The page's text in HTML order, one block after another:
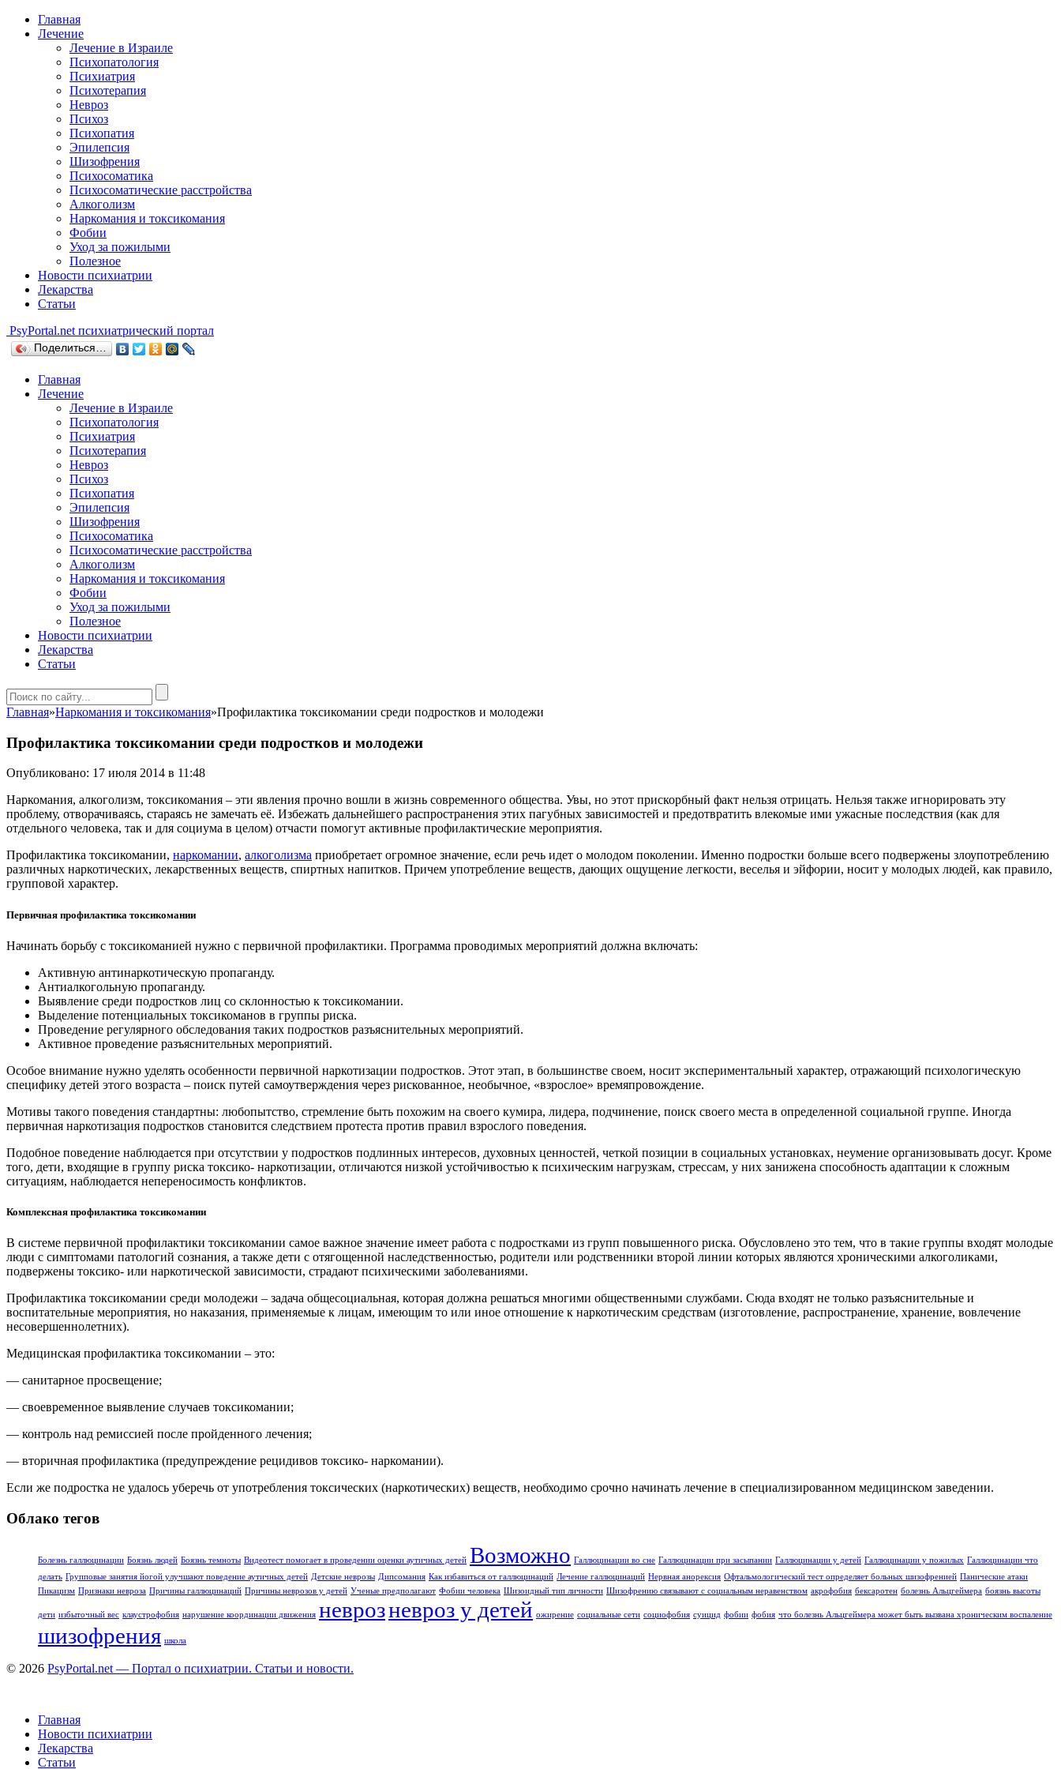
Главная
Лечение
Лечение в Израиле
Психопатология
Психиатрия
Психотерапия
Невроз
Психоз
Психопатия
Эпилепсия
Шизофрения
Психосоматика
Психосоматические расстройства
Алкоголизм
Наркомания и токсикомания
Фобии
Уход за пожилыми
Полезное
Новости психиатрии
Лекарства
Статьи
PsyPortal.net психиатрический портал
Поделиться…
Главная
Лечение
Лечение в Израиле
Психопатология
Психиатрия
Психотерапия
Невроз
Психоз
Психопатия
Эпилепсия
Шизофрения
Психосоматика
Психосоматические расстройства
Алкоголизм
Наркомания и токсикомания
Фобии
Уход за пожилыми
Полезное
Новости психиатрии
Лекарства
Статьи
Главная»Наркомания и токсикомания»Профилактика токсикомании среди подростков и молодежи
Профилактика токсикомании среди подростков и молодежи
Опубликовано: 17 июля 2014 в 11:48
Наркомания, алкоголизм, токсикомания – эти явления прочно вошли в жизнь современного общества. Увы, но этот прискорбный факт нельзя отрицать. Нельзя также игнорировать эту
проблему, отворачиваясь, стараясь не замечать её. Избежать дальнейшего распространения этих пагубных зависимостей и предотвратить влекомые ими ужасные последствия (как для
отдельного человека, так и для социума в целом) отчасти помогут активные профилактические мероприятия.
Профилактика токсикомании, наркомании, алкоголизма приобретает огромное значение, если речь идет о молодом поколении. Именно подростки больше всего подвержены злоупотреблению
различных наркотических, лекарственных веществ, спиртных напитков. Причем употребление веществ, дающих ощущение легкости, веселья и эйфории, носит у молодых людей, как правило,
групповой характер.
Первичная профилактика токсикомании
Начинать борьбу с токсикоманией нужно с первичной профилактики. Программа проводимых мероприятий должна включать:
Активную антинаркотическую пропаганду.
Антиалкогольную пропаганду.
Выявление среди подростков лиц со склонностью к токсикомании.
Выделение потенциальных токсикоманов в группы риска.
Проведение регулярного обследования таких подростков разъяснительных мероприятий.
Активное проведение разъяснительных мероприятий.
Особое внимание нужно уделять особенности первичной наркотизации подростков. Этот этап, в большинстве своем, носит экспериментальный характер, отражающий психологическую
специфику детей этого возраста – поиск путей самоутверждения через рискованное, необычное, «взрослое» времяпровождение.
Мотивы такого поведения стандартны: любопытство, стремление быть похожим на своего кумира, лидера, подчинение, поиск своего места в определенной социальной группе. Иногда
первичная наркотизация подростков становится следствием протеста против правил взрослого поведения.
Подобное поведение наблюдается при отсутствии у подростков подлинных интересов, духовных ценностей, четкой позиции в социальных установках, неумение организовывать досуг. Кроме
того, дети, входящие в группу риска токсико- наркотизации, отличаются низкой устойчивостью к психическим нагрузкам, стрессам, у них занижена способность адаптации к сложным
ситуациям, наблюдается непереносимость конфликтов.
Комплексная профилактика токсикомании
В системе первичной профилактики токсикомании самое важное значение имеет работа с подростками из групп повышенного риска. Обусловлено это тем, что в такие группы входят молодые
люди с симптомами патологий сознания, а также дети с отягощенной наследственностью, родители или родственники второй линии которых являются хроническими алкоголиками,
подвержены токсико- или наркотической зависимости, страдают психическими заболеваниями.
Профилактика токсикомании среди молодежи – задача общесоциальная, которая должна решаться многими общественными службами. Сюда входят не только разъяснительные и
воспитательные мероприятия, но наказания, применяемые к лицам, имеющим то или иное отношение к наркотическим средствам (изготовление, распространение, хранение, вовлечение
несовершеннолетних).
Медицинская профилактика токсикомании – это:
— санитарное просвещение;
— своевременное выявление случаев токсикомании;
— контроль над ремиссией после пройденного лечения;
— вторичная профилактика (предупреждение рецидивов токсико- наркомании).
Если же подростка не удалось уберечь от употребления токсических (наркотических) веществ, необходимо срочно начинать лечение в специализированном медицинском заведении.
Облако тегов
Болезнь галлюцинации Боязнь людей Боязнь темноты Видеотест помогает в проведении оценки аутичных детей Возможно Галлюцинации во сне Галлюцинации при засыпании Галлюцинации у детей Галлюцинации у пожилых Галлюцинации что
делать Групповые занятия йогой улучшают поведение аутичных детей Детские неврозы Дипсомания Как избавиться от галлюцинаций Лечение галлюцинаций Нервная анорексия Офтальмологический тест определяет больных шизофренией Панические атаки
Пикацизм Признаки невроза Причины галлюцинаций Причины неврозов у детей Ученые предполагают Фобии человека Шизоидный тип личности Шизофрению связывают с социальным неравенством акрофобия бексаротен болезнь Альцгеймера боязнь высоты
дети избыточный вес клаустрофобия нарушение координации движения неврозневроз у детей ожирение социальные сети социофобия суицид фобии фобия что болезнь Альцгеймера может быть вызвана хроническим воспаление
шизофрения школа
© 2026 PsyPortal.net — Портал о психиатрии. Статьи и новости.
Главная
Новости психиатрии
Лекарства
Статьи